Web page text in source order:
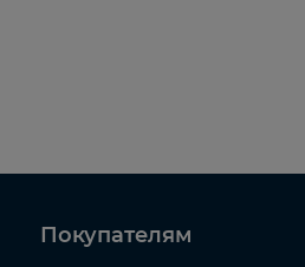
Покупателям